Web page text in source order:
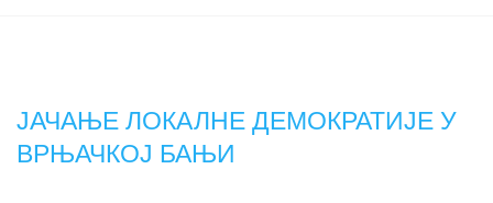
ЈАЧАЊЕ ЛОКАЛНЕ ДЕМОКРАТИЈЕ У
ВРЊАЧКОЈ БАЊИ